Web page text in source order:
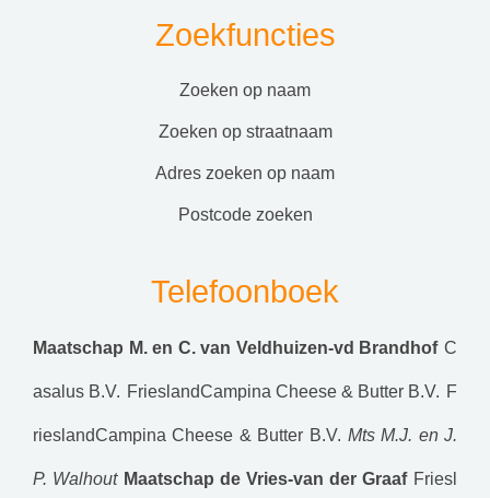
Zoekfuncties
zoeken op naam
zoeken op straatnaam
adres zoeken op naam
postcode zoeken
Telefoonboek
Maatschap M. en C. van Veldhuizen-vd Brandhof C
asalus B.V. FrieslandCampina Cheese & Butter B.V. F
rieslandCampina Cheese & Butter B.V. Mts M.J. en J.
P. Walhout Maatschap de Vries-van der Graaf Friesl